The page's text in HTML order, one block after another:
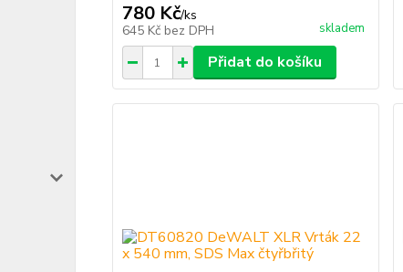
780 Kč/ks
645 Kč bez DPH skladem
Přidat do košíku